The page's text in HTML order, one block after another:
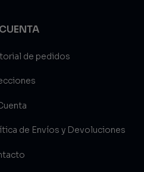
de pedidos
de Envíos y Devoluciones